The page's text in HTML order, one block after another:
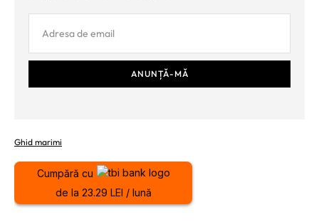
Ghid marimi
Cumpără cu
de la 23.29 LEI / lună